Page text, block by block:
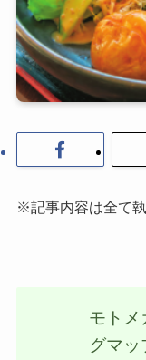
※記事内容は全て執
モトメ
グマ